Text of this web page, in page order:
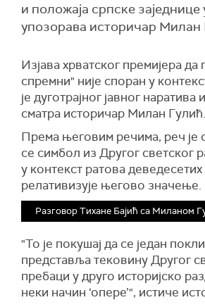
и положаја српске заједнице
упозорава историчар Милан
Изјава хрватског премијера
спремни" није споран у
је дуготрајног јавног наратива
сматра историчар Милан Гулић.
Према његовим речима, реч је
се симбол из Другог светског
у контекст ратова деведесетих
релативизује његово значење.
Разговор Тихане Бајић са Миланом
"То је покушај да се један
представља тековину Другог
пребаци у друго историјско
неки начин ‘опере’", истиче